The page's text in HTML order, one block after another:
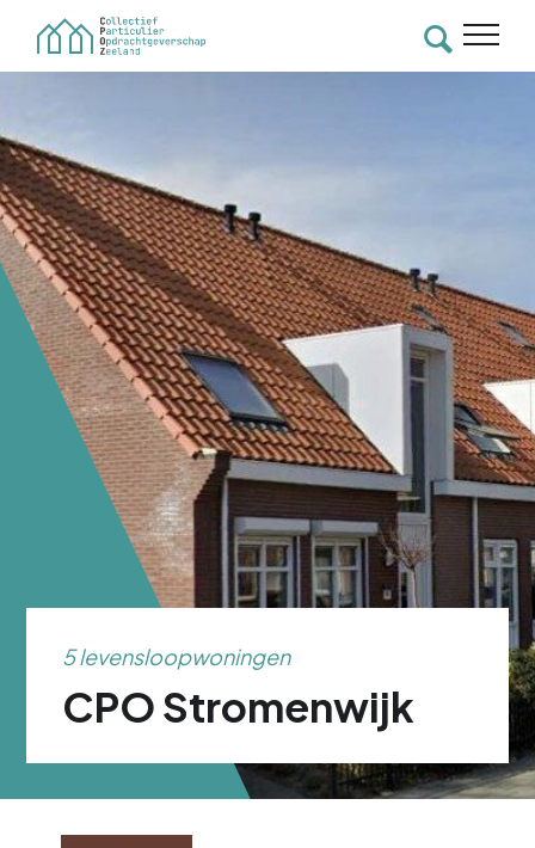
5 levensloopwoningen
CPO Stromenwijk